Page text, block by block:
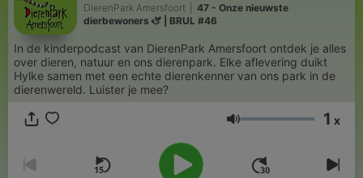
DierenPark Amersfoort
47 - Onze nieuwste
dierbewoners 🫏 | BRUL #46
In de kinderpodcast van DierenPark Amersfoort ontdek je alles
over dieren, natuur en ons dierenpark. Elke aflevering duikt
Hylke samen met een echte dierenkenner van ons park in de
dierenwereld. Luister je mee?
Volume 1 x